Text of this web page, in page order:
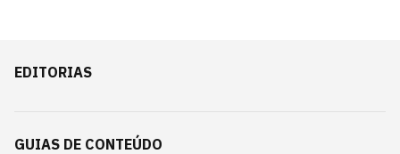
EDITORIAS
GUIAS DE CONTEÚDO